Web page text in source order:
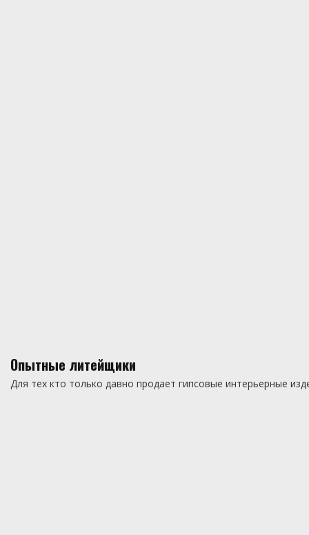
Опытные литейщики
Для тех кто только давно продает гипсовые интерьерные